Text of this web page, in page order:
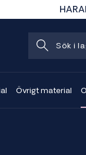
Övrigt material